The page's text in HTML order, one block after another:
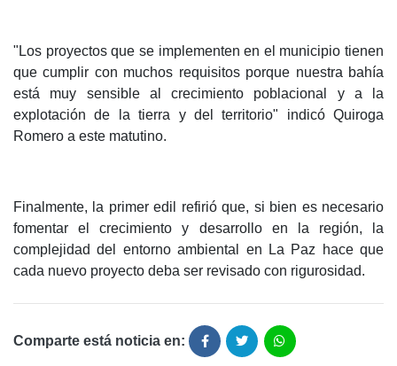
"Los proyectos que se implementen en el municipio tienen
que cumplir con muchos requisitos porque nuestra bahía
está muy sensible al crecimiento poblacional y a la
explotación de la tierra y del territorio" indicó Quiroga
Romero a este matutino.
Finalmente, la primer edil refirió que, si bien es necesario
fomentar el crecimiento y desarrollo en la región, la
complejidad del entorno ambiental en La Paz hace que
cada nuevo proyecto deba ser revisado con rigurosidad.
Comparte está noticia en: